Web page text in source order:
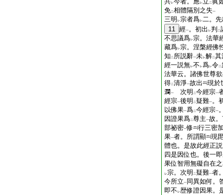
レ レ 二
免二相體隔別之失一
三明 レ宗者爲レ二。
11 經一。初出 レ判 二
不思議爲レ宗。法華
藏爲レ宗。涅槃經佛
知 二 所説辭一未レ解二其
經一説無レ不 レ爲レ令二
法華云。諸佛世尊欲
得二清淨一故出
現於
𤄃 一 次明 二今經宗一
經宗一後明 二 疑難一。
以佛果一爲二今經宗一
因證果爲二尊主一故
部祕密一修
行三密
果一者。所謂顯
現
體也。是故此經正
四是因位也。後一
果位智用無礙自在
レ宗。次明 二 疑難一者
今所立一 同異如何。
即不 レ歴修證因果。